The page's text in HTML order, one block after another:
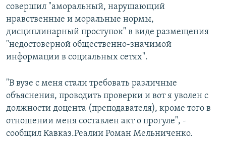
совершил "аморальный, нарушающий
нравственные и моральные нормы,
дисциплинарный проступок" в виде размещения
"недостоверной общественно-значимой
информации в социальных сетях".
"В вузе с меня стали требовать различные
объяснения, проводить проверки и вот я уволен с
должности доцента (преподавателя), кроме того в
отношении меня составлен акт о прогуле", -
сообщил Кавказ.Реалии Роман Мельниченко.